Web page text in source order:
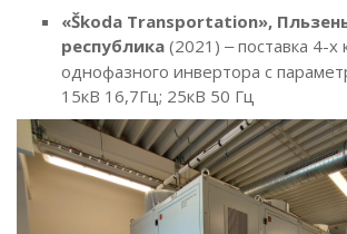
«Škoda Transportation»,
республика (2021) –поставка 4-х
однофазного инвертора с
15кВ 16,7Гц; 25кВ 50 Гц